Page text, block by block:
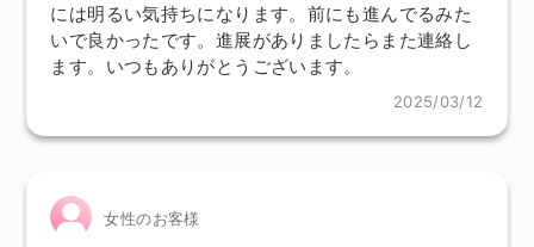
には明るい気持ちになります。前にも進んでるみた
いで良かったです。進展がありましたらまた連絡し
ます。いつもありがとうございます。
2025/03/12
女性のお客様